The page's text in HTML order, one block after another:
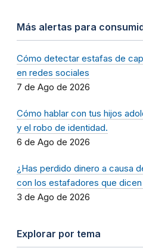
Más alertas para
Cómo detectar estafas de
en redes sociales
7 de Ago de 2026
Cómo hablar con tus hijos
y el robo de identidad.
6 de Ago de 2026
¿Has perdido dinero a causa
con los estafadores que
3 de Ago de 2026
Explorar por tema